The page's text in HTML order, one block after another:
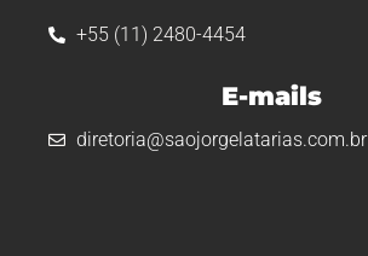
+55 (11) 2480-4454
E-mails
diretoria@saojorgelatarias.com.br